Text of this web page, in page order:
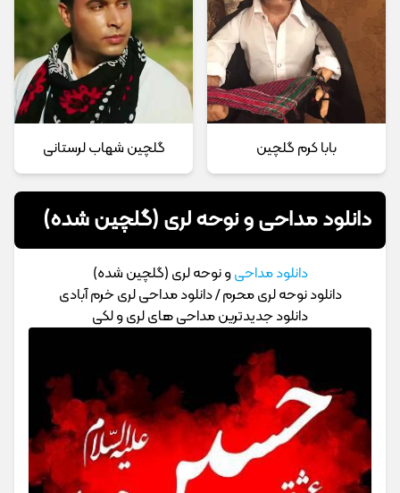
بابا کرم گلچین گلچین شهاب لرستانی
دانلود مداحی و نوحه لری (گلچین شده)
دانلود مداحیو نوحه لری (گلچین شده)
دانلود نوحه لری محرم / دانلود مداحی لری خرم آبادی
دانلود جدیدترین مداحی های لری و لکی